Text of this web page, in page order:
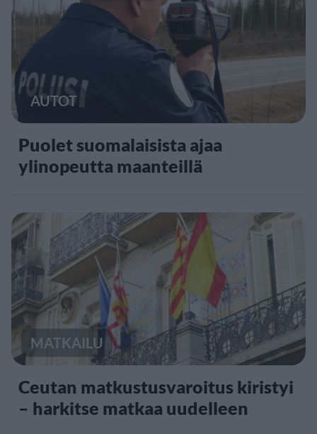
AUTOT
Puolet suomalaisista ajaa
ylinopeutta maanteillä
MATKAILU
Ceutan matkustusvaroitus kiristyi
– harkitse matkaa uudelleen